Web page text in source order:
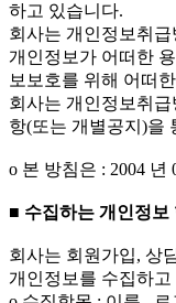
하고 있습니다.
회사는 개인정보취
개인정보가 어떠한
보보호를 위해 어떠
회사는 개인정보취
항(또는 개별공지)을
ο 본 방침은 : 2004 년
■ 수집하는 개인정보
회사는 회원가입, 상
개인정보를 수집하고